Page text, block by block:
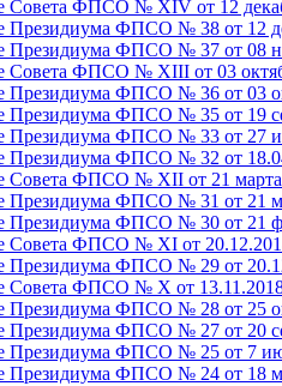
Совета ФПСО № XIV от 12
Президиума ФПСО № 38 от 12
Президиума ФПСО № 37 от 08
Совета ФПСО № XIII от 03
Президиума ФПСО № 36 от 03
Президиума ФПСО № 35 от 19
Президиума ФПСО № 33 от 27
Президиума ФПСО № 32 от
Совета ФПСО № XII от 21 марта
Президиума ФПСО № 31 от 21
Президиума ФПСО № 30 от 21
Совета ФПСО № XI от
Президиума ФПСО № 29 от
Совета ФПСО № X от
Президиума ФПСО № 28 от 25
Президиума ФПСО № 27 от 20
Президиума ФПСО № 25 от 7
Президиума ФПСО № 24 от 18